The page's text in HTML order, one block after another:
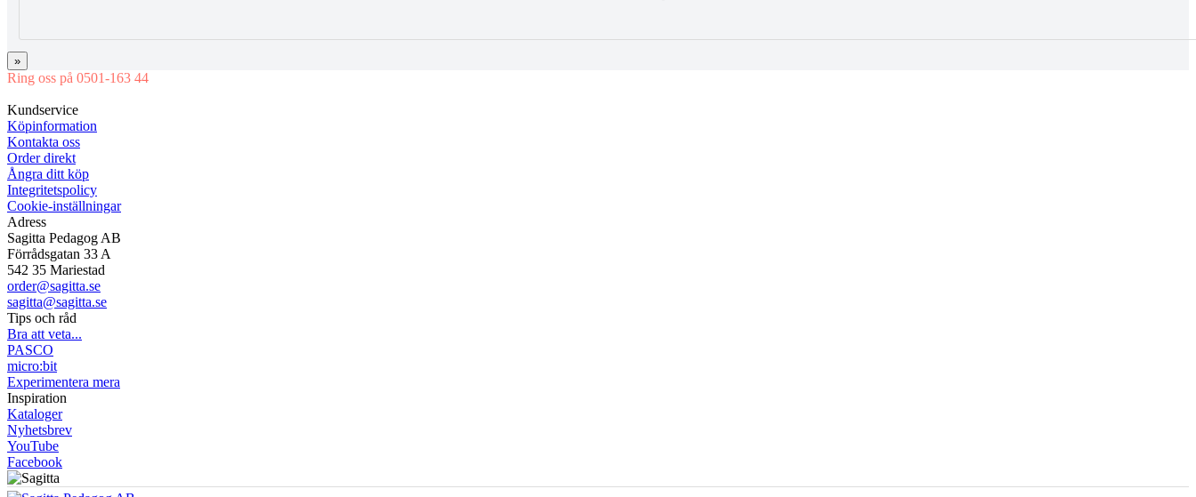
»
Ring oss på 0501-163 44
Kundservice
Köpinformation
Kontakta oss
Order direkt
Ångra ditt köp
Integritetspolicy
Cookie-inställningar
Adress
Sagitta Pedagog AB
Förrådsgatan 33 A
542 35 Mariestad
order@sagitta.se
sagitta@sagitta.se
Tips och råd
Bra att veta...
PASCO
micro:bit
Experimentera mera
Inspiration
Kataloger
Nyhetsbrev
YouTube
Facebook